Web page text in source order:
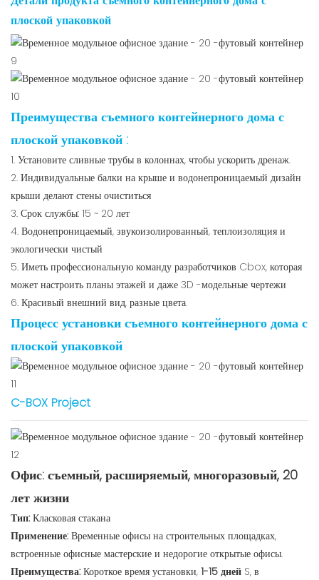
плоской упаковкой
Преимущества съемного контейнерного дома с
плоской упаковкой :
1. Установите сливные трубы в колоннах, чтобы ускорить дренаж.
2. Индивидуальные балки на крыше и водонепроницаемый дизайн
крыши делают стены очиститься
3. Срок службы: 15 ~ 20 лет
4. Водонепроницаемый, звукоизолированный, теплоизоляция и
экологически чистый
5. Иметь профессиональную команду разработчиков Cbox, которая
может настроить планы этажей и даже 3D -модельные чертежи
6. Красивый внешний вид, разные цвета.
Процесс установки съемного контейнерного дома с
плоской упаковкой
C-BOX Project
Офис: съемный, расширяемый, многоразовый, 20
лет жизни
Тип: Класковая стакана
Применение: Временные офисы на строительных площадках,
встроенные офисные мастерские и недорогие открытые офисы.
Преимущества: Короткое время установки, 1-15 дней S, в